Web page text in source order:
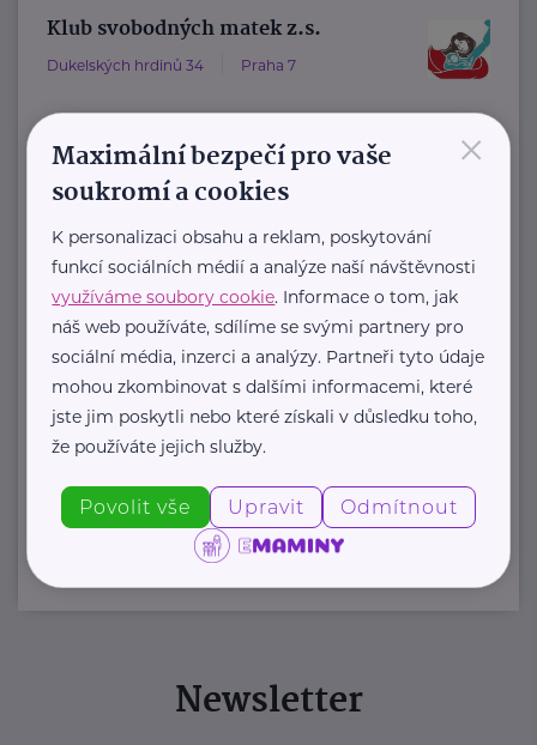
Klub svobodných matek z.s.
Dukelských hrdinů 34 Praha 7
"Pomáháme rodičům a jejich dětem."
Rodinám samoživitelů z celé ČR
poskytujeme finanční, materiální,
odbornou právní ...
https://www.klubsvobodnychmatek.cz/
+420 800 995 511
info@klubsvobodnychmatek.cz
Newsletter
×
Maximální bezpečí pro vaše
soukromí a cookies
K personalizaci obsahu a reklam, poskytování
funkcí sociálních médií a analýze naší návštěvnosti
využíváme soubory cookie. Informace o tom, jak
náš web používáte, sdílíme se svými partnery pro
sociální média, inzerci a analýzy. Partneři tyto údaje
mohou zkombinovat s dalšími informacemi, které
jste jim poskytli nebo které získali v důsledku toho,
že používáte jejich služby.
Povolit vše Upravit Odmítnout